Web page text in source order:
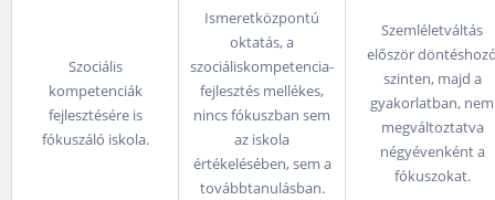
Szociális
kompetenciák
fejlesztésére is
fókuszáló iskola.
Ismeretközpontú
oktatás, a
szociáliskompetencia-
fejlesztés mellékes,
nincs fókuszban sem
az iskola
értékelésében, sem a
továbbtanulásban.
Szemléletváltás
először
szinten, majd a
gyakorlatban, nem
megváltoztatva
négyévenként a
fókuszokat.